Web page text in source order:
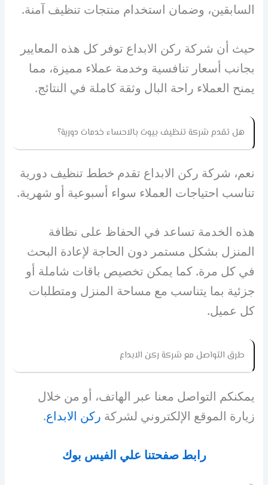
السابقين، وضمان استخدام منتجات تنظيف آمنة.
حيث أن شركة ركن الابداع توفر كل هذه المعايير
بجانب أسعار تنافسية وخدمة عملاء مميزة، مما
يمنح العملاء راحة البال وثقة كاملة في النتائج.
هل تقدم شركة تنظيف بيوت بالاحساء خدمات دورية؟
نعم، شركة ركن الابداع تقدم خطط تنظيف دورية
تناسب احتياجات العملاء سواء أسبوعية أو شهرية.
هذه الخدمة تساعد في الحفاظ على نظافة
المنزل بشكل مستمر دون الحاجة لإعادة البحث
في كل مرة. كما يمكن تخصيص باقات شاملة أو
جزئية بما يتناسب مع مساحة المنزل ومتطلبات
كل عميل.
طرق التواصل مع شركة ركن الابداع
يمكنكم التواصل معنا عبر الهاتف، أو من خلال
زيارة الموقع الإلكتروني لشركة ركن الابداع.
رابط صفحتنا علي الفيس بوك